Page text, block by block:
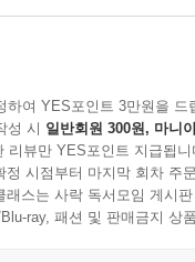
하여 YES포인트 3만원을 드
성 시 일반회원 300원, 마니
리뷰만 YES포인트 지급됩니
정 시점부터 마지막 회차 주
스는 사락 독서모임 게시
ray, 패션 및 판매금지 상